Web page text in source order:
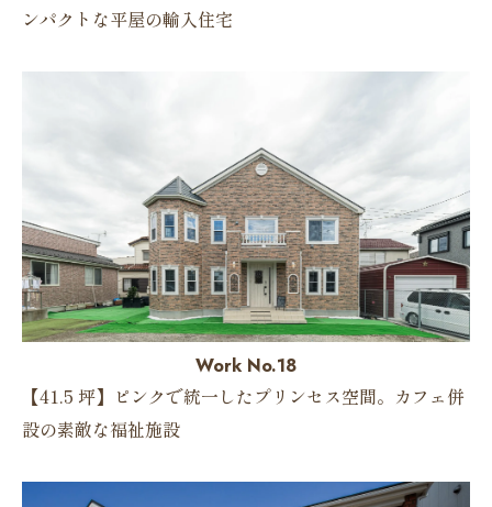
ンパクトな平屋の輸入住宅
Work No.18
【41.5 坪】ピンクで統一したプリンセス空間。カフェ併
設の素敵な福祉施設